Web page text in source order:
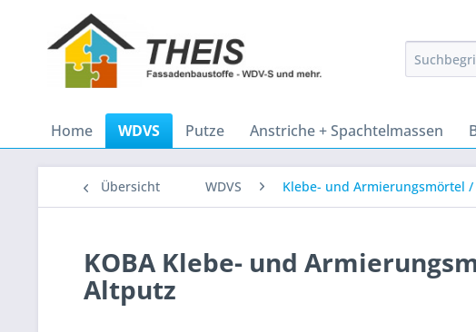
Home WDVS Putze Anstriche + Spachtelmassen
Übersicht WDVS Klebe- und Armierungsmörtel
KOBA Klebe- und
Altputz